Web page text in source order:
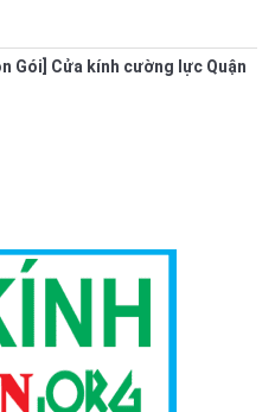
Gói] Cửa kính cường lực Quận